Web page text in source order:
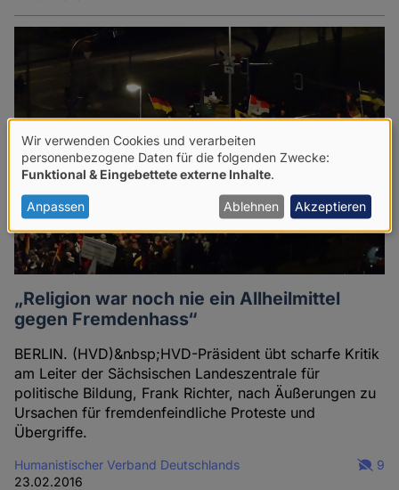
„Religion war noch nie ein Allheilmittel
gegen Fremdenhass“
BERLIN. (HVD)&nbsp;HVD-Präsident übt scharfe Kritik
am Leiter der Sächsischen Landeszentrale für
politische Bildung, Frank Richter, nach Äußerungen zu
Ursachen für fremdenfeindliche Proteste und
Übergriffe.
Humanistischer Verband Deutschlands
23.02.2016
9
Verwendung
von
personenbezogenen
Daten
und
Cookies
Wir verwenden Cookies und verarbeiten
personenbezogene Daten für die folgenden Zwecke:
Funktional & Eingebettete externe Inhalte
Anpassen Ablehnen Akzeptieren